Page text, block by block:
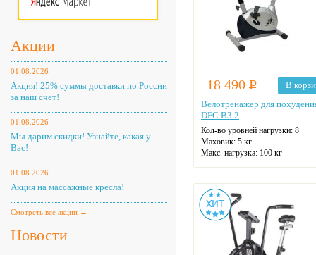
Акции
01.08.2026
Акция! 25% суммы доставки по России
за наш счет!
01.08.2026
Мы дарим скидки! Узнайте, какая у
Вас!
01.08.2026
Акция на массажные кресла!
Смотреть все акции →
Новости
18 490 Р
В
Велотренажер для
DFC B3.2
Кол-во уровней нагрузки: 8
Маховик: 5 кг
Макс. нагрузка: 100 кг